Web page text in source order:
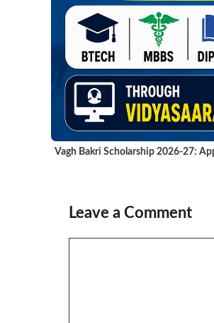
Vagh Bakri Scholarship 2026-27:
Leave a Comment